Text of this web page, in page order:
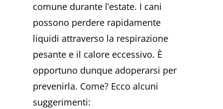
comune durante l’estate. I cani
possono perdere rapidamente
liquidi attraverso la respirazione
pesante e il calore eccessivo. È
opportuno dunque adoperarsi per
prevenirla. Come? Ecco alcuni
suggerimenti: